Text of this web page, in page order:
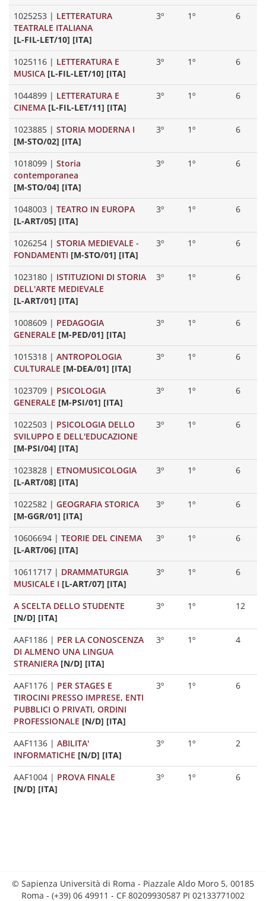
1025253 | LETTERATURA
TEATRALE ITALIANA
[L-FIL-LET/10] [ITA]
3º 1º 6
1025116 | LETTERATURA E
MUSICA [L-FIL-LET/10] [ITA]
3º 1º 6
1044899 | LETTERATURA E
CINEMA [L-FIL-LET/11] [ITA]
3º 1º 6
1023885 | STORIA MODERNA I
[M-STO/02] [ITA]
3º 1º 6
1018099 | Storia
contemporanea
[M-STO/04] [ITA]
3º 1º 6
1048003 | TEATRO IN EUROPA
[L-ART/05] [ITA]
3º 1º 6
1026254 | STORIA MEDIEVALE -
FONDAMENTI [M-STO/01] [ITA]
3º 1º 6
1023180 | ISTITUZIONI DI STORIA
DELL'ARTE MEDIEVALE
[L-ART/01] [ITA]
3º 1º 6
1008609 | PEDAGOGIA
GENERALE [M-PED/01] [ITA]
3º 1º 6
1015318 | ANTROPOLOGIA
CULTURALE [M-DEA/01] [ITA]
3º 1º 6
1023709 | PSICOLOGIA
GENERALE [M-PSI/01] [ITA]
3º 1º 6
1022503 | PSICOLOGIA DELLO
SVILUPPO E DELL'EDUCAZIONE
[M-PSI/04] [ITA]
3º 1º 6
1023828 | ETNOMUSICOLOGIA
[L-ART/08] [ITA]
3º 1º 6
1022582 | GEOGRAFIA STORICA
[M-GGR/01] [ITA]
3º 1º 6
10606694 | TEORIE DEL CINEMA
[L-ART/06] [ITA]
3º 1º 6
10611717 | DRAMMATURGIA
MUSICALE I [L-ART/07] [ITA]
3º 1º 6
A SCELTA DELLO STUDENTE
[N/D] [ITA]
3º 1º 12
AAF1186 | PER LA CONOSCENZA
DI ALMENO UNA LINGUA
STRANIERA [N/D] [ITA]
3º 1º 4
AAF1176 | PER STAGES E
TIROCINI PRESSO IMPRESE, ENTI
PUBBLICI O PRIVATI, ORDINI
PROFESSIONALE [N/D] [ITA]
3º 1º 6
AAF1136 | ABILITA'
INFORMATICHE [N/D] [ITA]
3º 1º 2
AAF1004 | PROVA FINALE
[N/D] [ITA]
3º 1º 6
© Sapienza Università di Roma - Piazzale Aldo Moro 5, 00185
Roma - (+39) 06 49911 - CF 80209930587 PI 02133771002